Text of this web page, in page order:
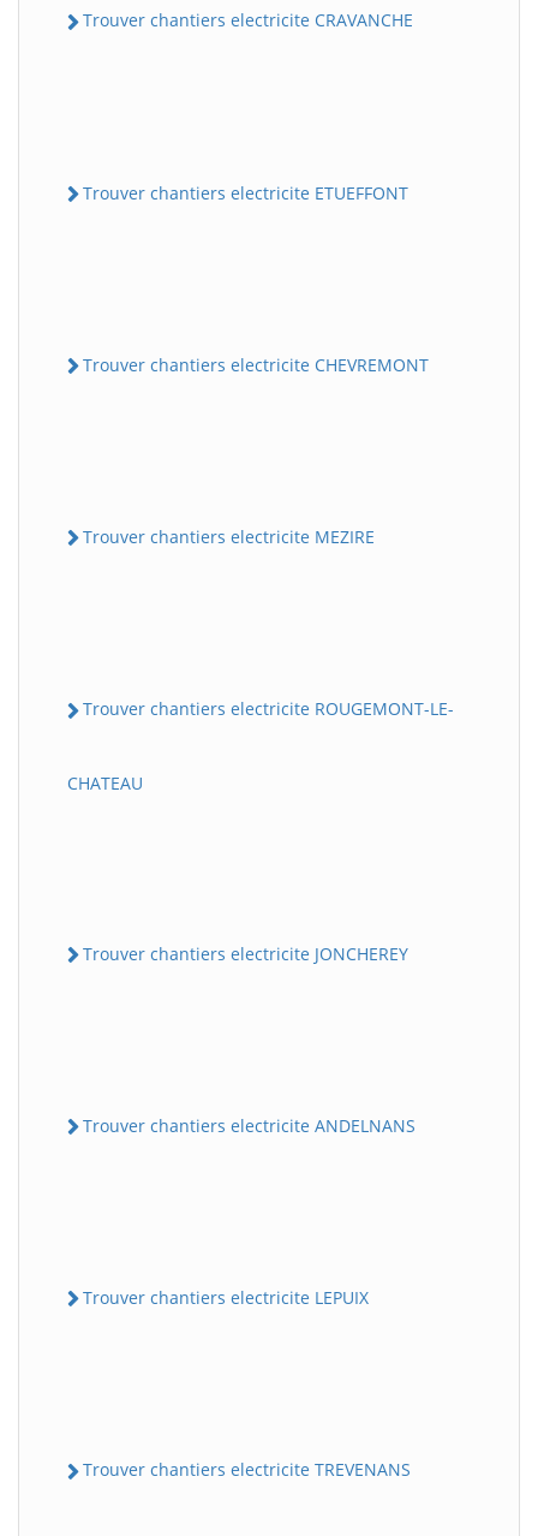
Trouver chantiers electricite CRAVANCHE
Trouver chantiers electricite ETUEFFONT
Trouver chantiers electricite CHEVREMONT
Trouver chantiers electricite MEZIRE
Trouver chantiers electricite ROUGEMONT-LE-
CHATEAU
Trouver chantiers electricite JONCHEREY
Trouver chantiers electricite ANDELNANS
Trouver chantiers electricite LEPUIX
Trouver chantiers electricite TREVENANS